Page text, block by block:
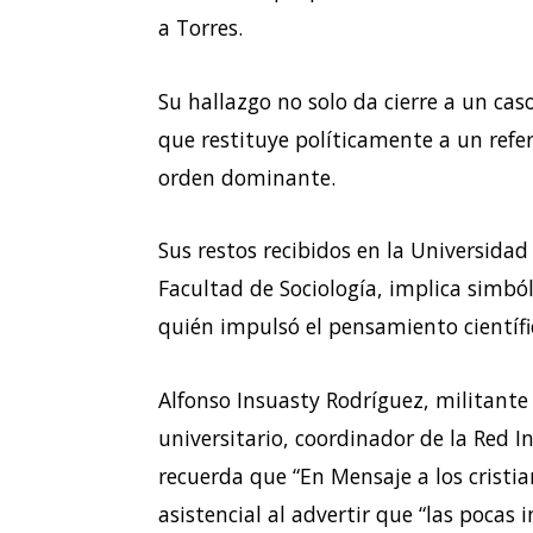
a Torres.
Su hallazgo no solo da cierre a un
que restituye políticamente a un
orden dominante.
Sus restos recibidos en la
Facultad de Sociología, implica
quién impulsó el pensamiento
Alfonso Insuasty Rodríguez,
universitario, coordinador de la Red
recuerda que “En Mensaje a los
asistencial al advertir que “las pocas